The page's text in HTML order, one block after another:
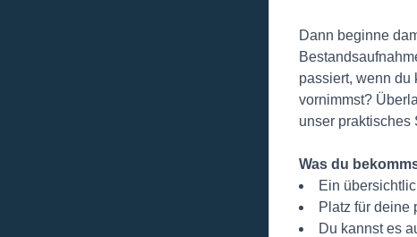
Dann beginne
passiert, wenn du
vornimmst?
unser praktisches
Was du
Ein
Platz für deine
Du kannst es